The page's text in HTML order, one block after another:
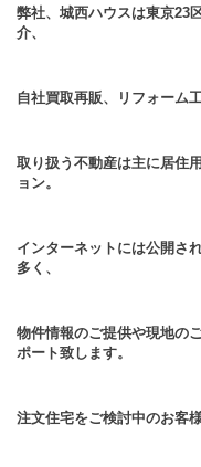
弊社、城西ハウスは東京23
介、
自社買取再販、リフォーム
取り扱う不動産は主に居住
ョン。
インターネットには公開さ
多く、
物件情報のご提供や現地の
ポート致します。
注文住宅をご検討中のお客